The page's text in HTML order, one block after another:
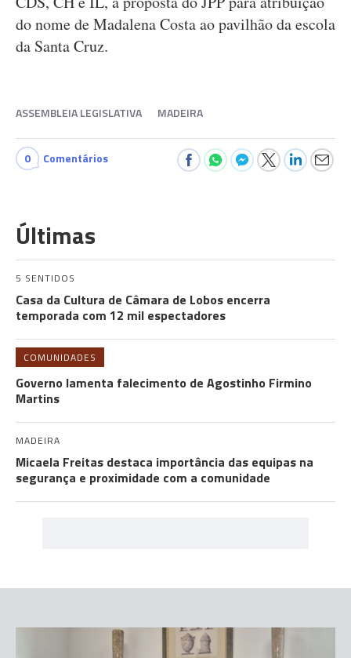
do nome de Madalena Costa ao pavilhão da escola
da Santa Cruz.
ASSEMBLEIA LEGISLATIVA MADEIRA
0 Comentários
Últimas
5 SENTIDOS
Casa da Cultura de Câmara de Lobos encerra
temporada com 12 mil espectadores
COMUNIDADES
Governo lamenta falecimento de Agostinho Firmino
Martins
MADEIRA
Micaela Freitas destaca importância das equipas na
segurança e proximidade com a comunidade